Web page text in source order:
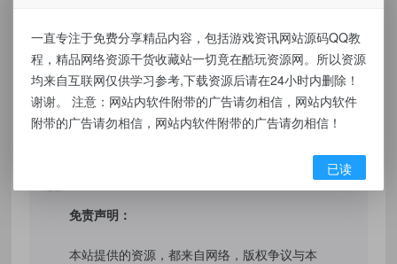
有价值(0) 无价值(0)
标签： 7-zip-crypto 压缩软件 v26.02 加密算法增强版
免责声明：
本站提供的资源，都来自网络，版权争议与本
一直专注于免费分享精品内容，包括游戏资讯网站源码QQ教
程，精品网络资源干货收藏站一切竟在酷玩资源网。所以资源
均来自互联网仅供学习参考,下载资源后请在24小时内删除！
谢谢。 注意：网站内软件附带的广告请勿相信，网站内软件
附带的广告请勿相信，网站内软件附带的广告请勿相信！
已读